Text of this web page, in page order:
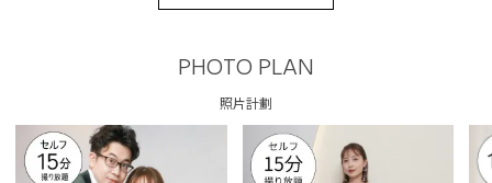
PHOTO PLAN
照片計劃